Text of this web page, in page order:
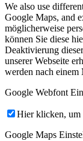
We also use
Google Maps, and
möglicherweise
können Sie diese
Deaktivierung
unserer Webseite
werden nach einem
Google Webfont
Hier klicken, um
Google Maps